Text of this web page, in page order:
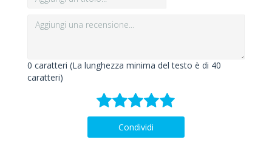
0 caratteri (La lunghezza minima del testo è di 40
caratteri)
Condividi